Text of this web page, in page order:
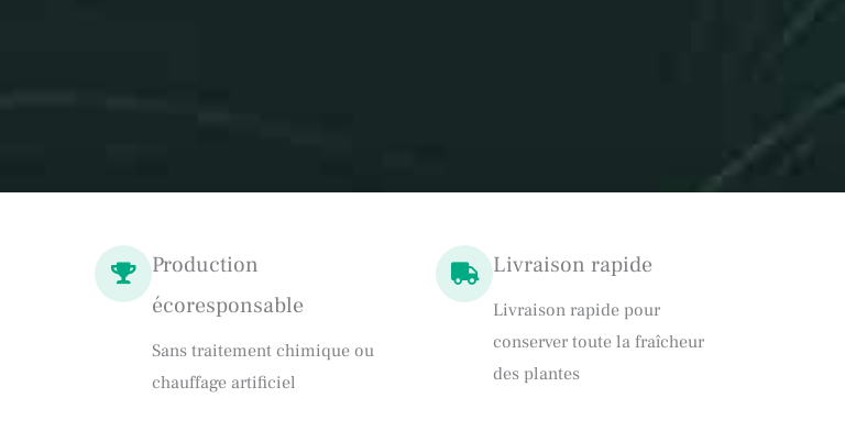
Production
écoresponsable
Sans traitement chimique ou
chauffage artificiel
Livraison rapide
Livraison rapide pour
conserver toute la fraîcheur
des plantes